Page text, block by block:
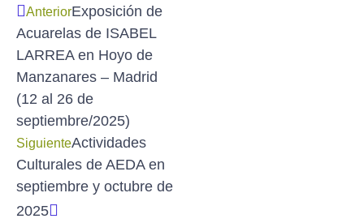
AnteriorExposición de
Acuarelas de ISABEL
LARREA en Hoyo de
Manzanares – Madrid
(12 al 26 de
septiembre/2025)
SiguienteActividades
Culturales de AEDA en
septiembre y octubre de
2025